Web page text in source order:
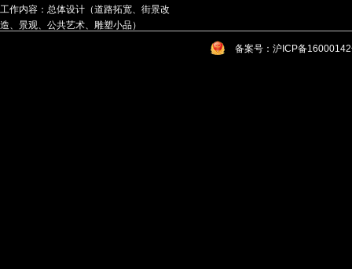
工作内容：总体设计（道路拓宽、街景改
造、景观、公共艺术、雕塑小品）
备案号：沪ICP备